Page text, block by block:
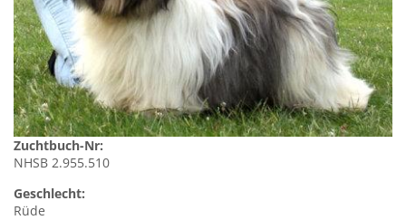
Zuchtbuch-Nr:
NHSB 2.955.510
Geschlecht:
Rüde